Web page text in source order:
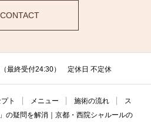
CONTACT
最終受付24:30） 定休日 不定休
ト メニュー 施術の流れ
ス
の疑問を解消｜京都・西院シャルールの